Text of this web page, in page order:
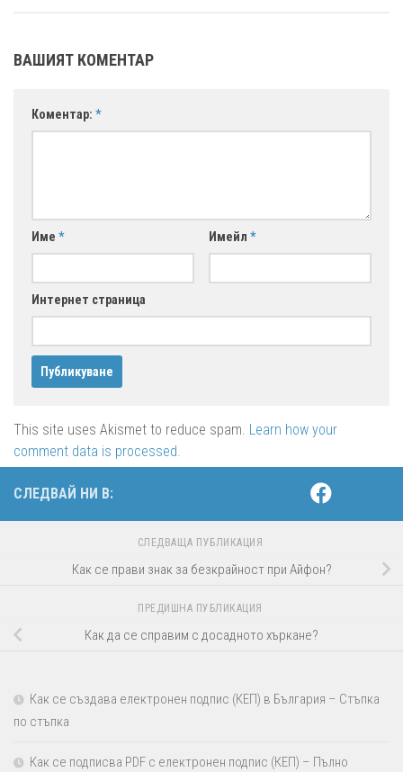
ВАШИЯТ КОМЕНТАР
Коментар: *
Име * Имейл *
Интернет страница
This site uses Akismet to reduce spam. Learn how your
comment data is processed.
СЛЕДВАЙ НИ В:
СЛЕДВАЩА ПУБЛИКАЦИЯ
Как се прави знак за безкрайност при Айфон?
ПРЕДИШНА ПУБЛИКАЦИЯ
Как да се справим с досадното хъркане?
Как се създава електронен подпис (КЕП) в България – Стъпка
по стъпка
Как се подписва PDF с електронен подпис (КЕП) – Пълно